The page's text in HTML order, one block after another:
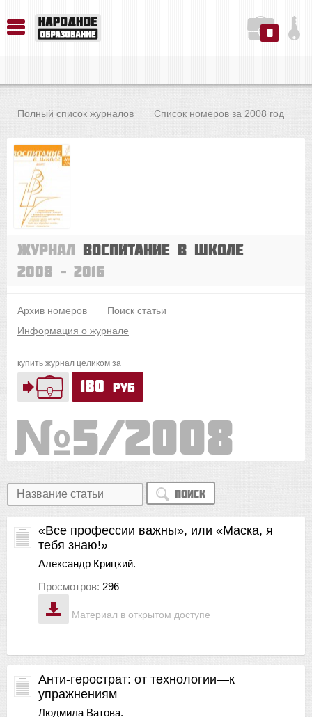
0
Полный список журналов Список номеров за 2008 год
Журнал Воспитание в школе
2008 – 2016
Архив номеров
Поиск статьи
Информация о журнале
купить журнал целиком за
180 руб
5/2008
Поиск
Материал в открытом доступе
«Все профессии важны», или «Маска, я
тебя знаю!»
Александр Крицкий.
Просмотров: 296
Анти-герострат: от технологии—к
упражнениям
Людмила Ватова.